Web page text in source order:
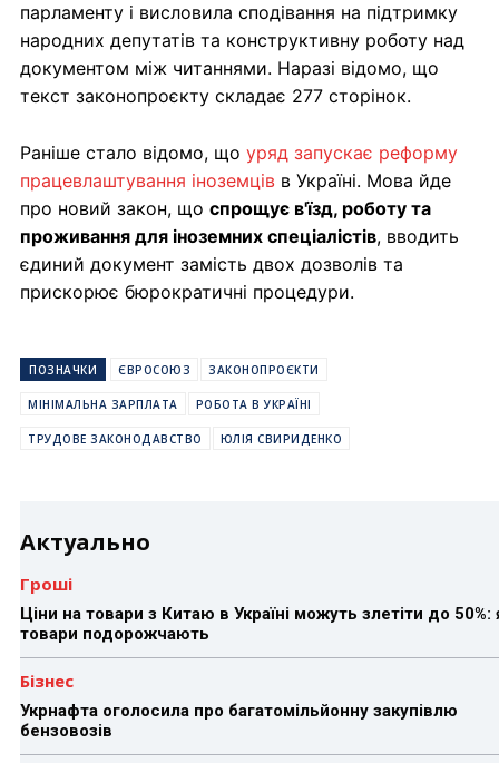
парламенту і висловила сподівання на підтримку
народних депутатів та конструктивну роботу над
документом між читаннями. Наразі відомо, що
текст законопроєкту складає 277 сторінок.
Раніше стало відомо, що уряд запускає реформу
працевлаштування іноземців в Україні. Мова йде
про новий закон, що спрощує в'їзд, роботу та
проживання для іноземних спеціалістів, вводить
єдиний документ замість двох дозволів та
прискорює бюрократичні процедури.
ПОЗНАЧКИ ЄВРОСОЮЗ ЗАКОНОПРОЄКТИ
МІНІМАЛЬНА ЗАРПЛАТА РОБОТА В УКРАЇНІ
ТРУДОВЕ ЗАКОНОДАВСТВО ЮЛІЯ СВИРИДЕНКО
Актуально
Гроші
Ціни на товари з Китаю в Україні можуть злетіти до 50%:
товари подорожчають
Бізнес
Укрнафта оголосила про багатомільйонну закупівлю
бензовозів